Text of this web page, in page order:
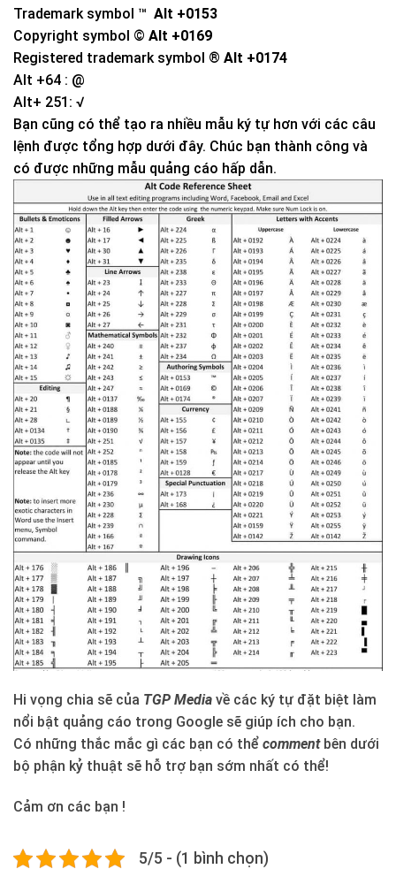
Trademark symbol ™ Alt +0153
Copyright symbol © Alt +0169
Registered trademark symbol ® Alt +0174
Alt +64 : @
Alt+ 251: √
Bạn cũng có thể tạo ra nhiều mẫu ký tự hơn với các câu
lệnh được tổng hợp dưới đây. Chúc bạn thành công và
có được những mẫu quảng cáo hấp dẫn.
Hi vọng chia sẽ của TGP Media về các ký tự đặt biệt làm
nổi bật quảng cáo trong Google sẽ giúp ích cho bạn.
Có những thắc mắc gì các bạn có thể commentbên dưới
bộ phận kỷ thuật sẽ hỗ trợ bạn sớm nhất có thể!
Cảm ơn các bạn !
5/5 - (1 bình chọn)